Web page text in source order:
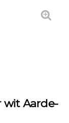
wit Aarde-